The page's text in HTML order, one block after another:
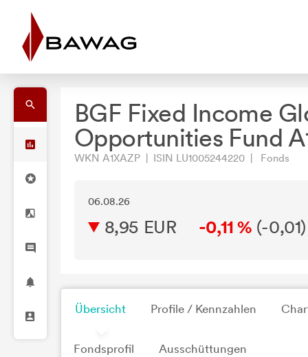
BGF Fixed Income
Opportunities Fund
WKN A1XAZP | ISIN LU1005244220 | Fonds
06.08.26
8,95 EUR -0,11 % (-0,01)
Übersicht Profile / Kennzahlen
Fondsprofil Ausschüttungen